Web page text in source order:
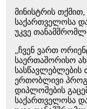
მინისტრის
საქართველოსა
უკვე
„ჩვენ ვართ
საერთაშორისო
სასწავლებლების
ერთობლივი
დიპლომების
საქართველოსა